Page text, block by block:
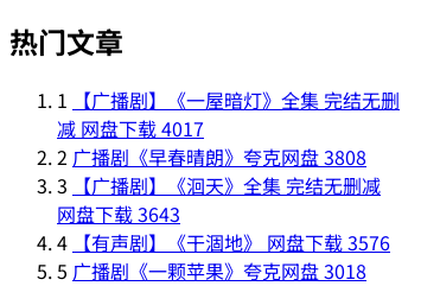
热门文章
1
【广播剧】《一屋暗灯》全集 完结无删
减 网盘下载4017
2 广播剧《早春晴朗》夸克网盘3808
3
【广播剧】《洄天》全集 完结无删减
网盘下载3643
4 【有声剧】《干涸地》 网盘下载3576
5 广播剧《一颗苹果》夸克网盘3018